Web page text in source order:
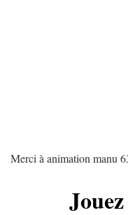
Merci à animation manu